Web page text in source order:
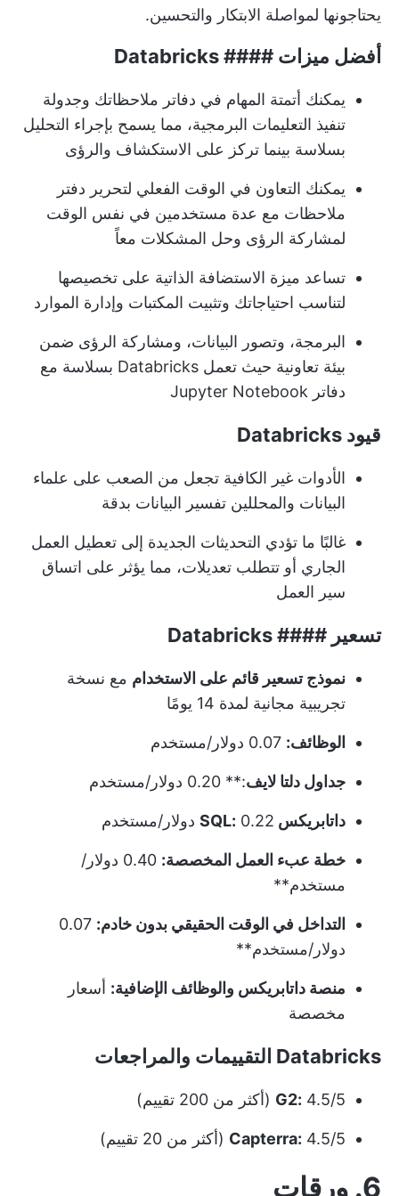
يحتاجونها لمواصلة الابتكار والتحسين.
أفضل ميزات #### Databricks
يمكنك أتمتة المهام في دفاتر ملاحظاتك وجدولة
تنفيذ التعليمات البرمجية، مما يسمح بإجراء التحليل
بسلاسة بينما تركز على الاستكشاف والرؤى
يمكنك التعاون في الوقت الفعلي لتحرير دفتر
ملاحظات مع عدة مستخدمين في نفس الوقت
لمشاركة الرؤى وحل المشكلات معاً
تساعد ميزة الاستضافة الذاتية على تخصيصها
لتناسب احتياجاتك وتثبيت المكتبات وإدارة الموارد
البرمجة، وتصور البيانات، ومشاركة الرؤى ضمن
بيئة تعاونية حيث تعمل Databricks بسلاسة مع
دفاتر Jupyter Notebook
قيود Databricks
الأدوات غير الكافية تجعل من الصعب على علماء
البيانات والمحللين تفسير البيانات بدقة
غالبًا ما تؤدي التحديثات الجديدة إلى تعطيل العمل
الجاري أو تتطلب تعديلات، مما يؤثر على اتساق
سير العمل
تسعير #### Databricks
نموذج تسعير قائم على الاستخدام مع نسخة
تجريبية مجانية لمدة 14 يومًا
الوظائف:
جداول دلتا لايف:** 0.20 دولار/مستخدم
داتابريكس SQL: 0.22 دولار/مستخدم
خطة عبء العمل المخصصة:
0.40 دولار/
مستخدم**
التداخل في الوقت الحقيقي بدون خادم: 0.07
دولار/مستخدم**
منصة داتابريكس والوظائف الإضافية: أسعار
مخصصة
Databricks التقييمات والمراجعات
G2: 4.5/5 (أكثر من 200 تقييم)
Capterra: 4.5/5 (أكثر من 20 تقييم)
6. ورقات